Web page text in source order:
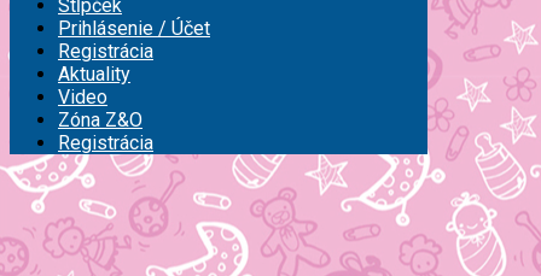
Stĺpček
Prihlásenie / Účet
Registrácia
Aktuality
Video
Zóna Z&O
Registrácia